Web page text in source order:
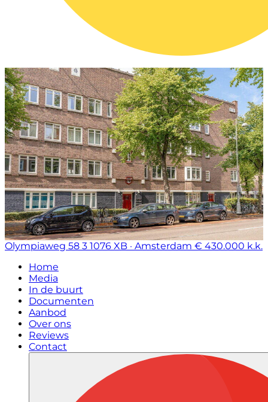
Olympiaweg 58 3 1076 XB · Amsterdam € 430.000 k.k.
Home
Media
In de buurt
Documenten
Aanbod
Over ons
Reviews
Contact